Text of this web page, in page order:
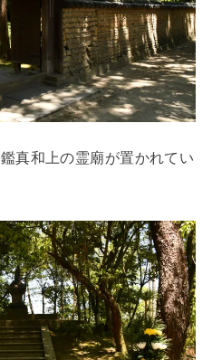
真和上の霊廟が置かれてい